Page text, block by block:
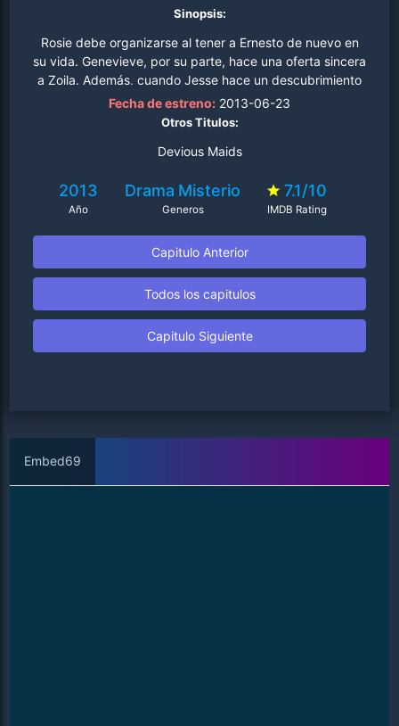
Sinopsis:
Rosie debe organizarse al tener a Ernesto de nuevo en
su vida. Genevieve, por su parte, hace una oferta sincera
a Zoila. Además, cuando Jesse hace un descubrimiento
inesperado, busca la ayuda de Marisol..
Fecha de estreno: 2013-06-23
Otros Titulos:
Devious Maids
2013
Año
Drama Misterio
Generos
7.1/10
IMDB Rating
Capitulo Anterior
Todos los capitulos
Capitulo Siguiente
Embed69